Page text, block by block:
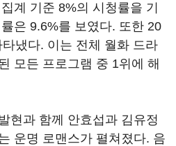
계 기준 8%의 시청률을 기
은 9.6%를 보였다. 또한 20
타냈다. 이는 전체 월화 드라
모든 프로그램 중 1위에 해
현과 함께 안효섭과 김유정
운명 로맨스가 펼쳐졌다. 음